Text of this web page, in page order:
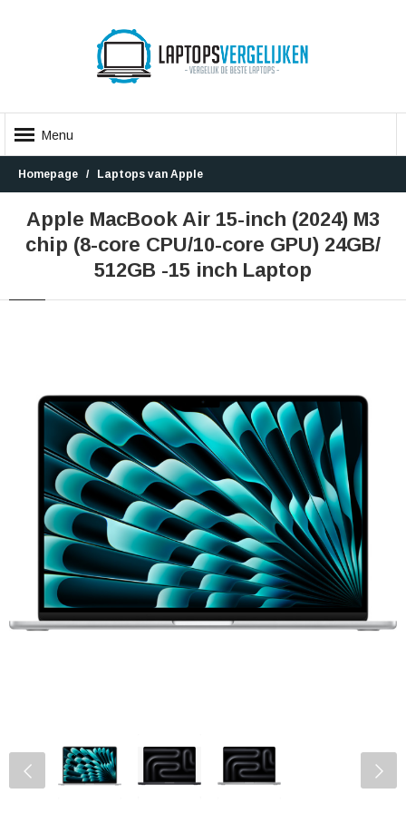
Menu
Homepage Laptops van Apple
Apple MacBook Air 15-inch (2024) M3
chip (8-core CPU/10-core GPU) 24GB/
512GB -15 inch Laptop